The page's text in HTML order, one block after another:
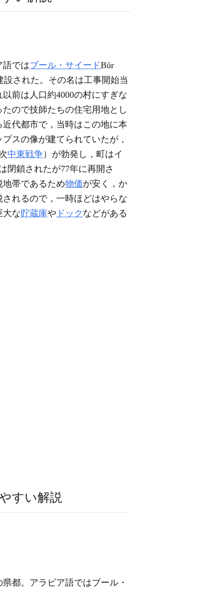
語ではブール・サイードBūr
された。その名は工事開始当
前は人口約4000の村にすぎな
ので技師たちの住宅用地とし
代都市で，当時はこの地に本
スの像が建てられていたが，
中東戦争）が勃発し，町はイ
閉鎖されたが77年に再開さ
地帯であるため物価が安く，か
れるので，一時ほどはやらな
大な貯蔵庫や ドック などがある
すい解説
都。アラビア語ではブール・